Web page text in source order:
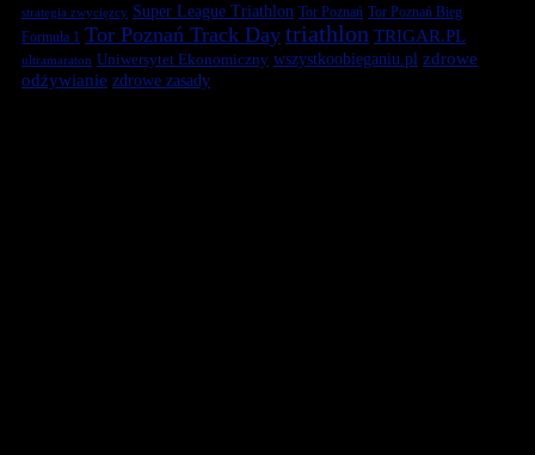
strategia zwycięzcy Super League Triathlon Tor Poznań Tor Poznań Bieg
Formuła 1 Tor Poznań Track Day triathlon TRIGAR.PL
ultramaraton Uniwersytet Ekonomiczny wszystkoobieganiu.pl zdrowe
odżywianie zdrowe zasady